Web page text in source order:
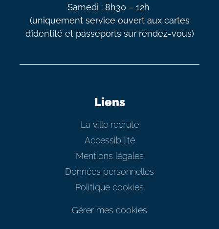
Samedi : 8h30 – 12h
(uniquement service ouvert aux cartes
d’identité et passeports sur rendez-vous)
Liens
La ville recrute
Accessibilité
Mentions légales
Données personnelles
Politique cookies
Gérer mes cookies